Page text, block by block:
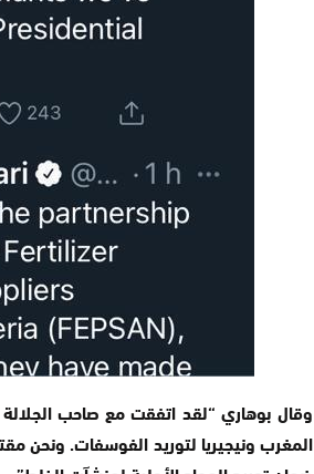
وقال بوهاري “لقد اتفقت مع صاحب
المغرب ونيجيريا لتوريد الفوسفات. ونحن